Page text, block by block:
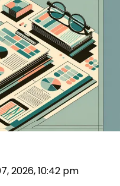
2026, 10:42 pm